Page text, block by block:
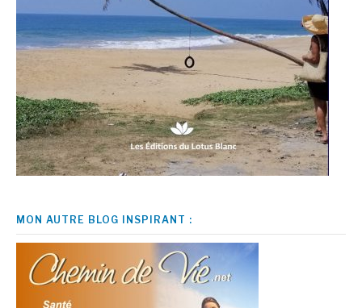
MON AUTRE BLOG INSPIRANT :